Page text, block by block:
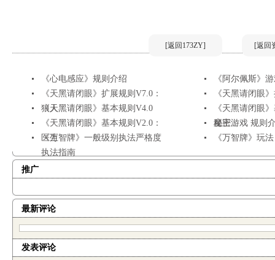
[返回173ZY] [返回
《心电感应》规则介绍
《阿尔佩斯》
《天黑请闭眼》扩展规则V7.0：
狼人...
《天黑请闭眼
《天黑请闭眼》基本规则V4.0
《天黑请闭眼
秘密...
《天黑请闭眼》基本规则V2.0：
医生
魔王游戏 规则
《万智牌》一般级别执法严格度
执法指南
《万智牌》玩法
推广
最新评论
发表评论